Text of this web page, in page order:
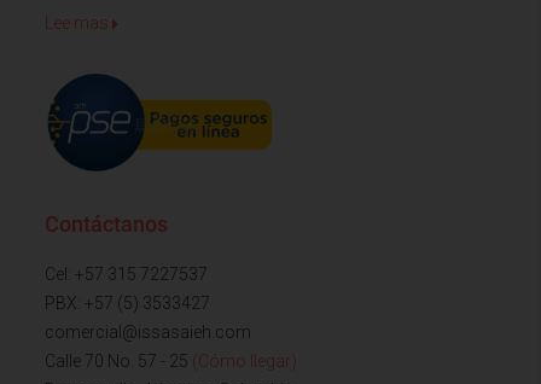
Lee mas
Contáctanos
Cel: +57 315 7227537
PBX: +57 (5) 3533427
comercial@issasaieh.com
Calle 70 No. 57 - 25 (Cómo llegar)